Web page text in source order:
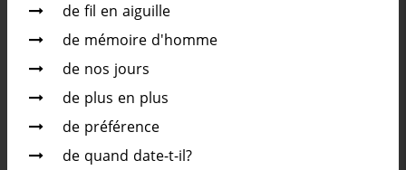
de fil en aiguille
de mémoire d'homme
de nos jours
de plus en plus
de préférence
de quand date-t-il?